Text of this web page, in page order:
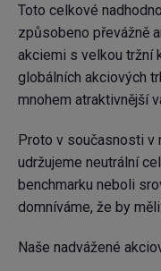
Toto celkové
způsobeno převážně
akciemi s velkou tržní
globálních akciových
mnohem atraktivnější
Proto v současnosti v
udržujeme neutrální
benchmarku neboli
domníváme, že by
Naše nadvážené